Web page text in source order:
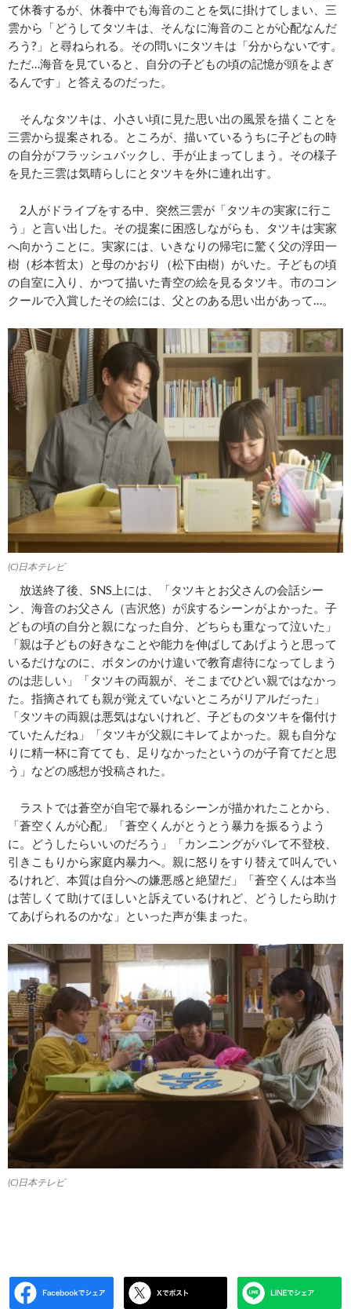
て休養するが、休養中でも海音のことを気に掛けてしまい、三
雲から「どうしてタツキは、そんなに海音のことが心配なんだ
ろう?」と尋ねられる。その問いにタツキは「分からないです。
ただ…海音を見ていると、自分の子どもの頃の記憶が頭をよぎ
るんです」と答えるのだった。
そんなタツキは、小さい頃に見た思い出の風景を描くことを
三雲から提案される。ところが、描いているうちに子どもの時
の自分がフラッシュバックし、手が止まってしまう。その様子
を見た三雲は気晴らしにとタツキを外に連れ出す。
2人がドライブをする中、突然三雲が「タツキの実家に行こ
う」と言い出した。その提案に困惑しながらも、タツキは実家
へ向かうことに。実家には、いきなりの帰宅に驚く父の浮田一
樹（杉本哲太）と母のかおり（松下由樹）がいた。子どもの頃
の自室に入り、かつて描いた青空の絵を見るタツキ。市のコン
クールで入賞したその絵には、父とのある思い出があって…。
(C)日本テレビ
放送終了後、SNS上には、「タツキとお父さんの会話シー
ン、海音のお父さん（吉沢悠）が涙するシーンがよかった。子
どもの頃の自分と親になった自分、どちらも重なって泣いた」
「親は子どもの好きなことや能力を伸ばしてあげようと思って
いるだけなのに、ボタンのかけ違いで教育虐待になってしまう
のは悲しい」「タツキの両親が、そこまでひどい親ではなかっ
た。指摘されても親が覚えていないところがリアルだった」
「タツキの両親は悪気はないけれど、子どものタツキを傷付け
ていたんだね」「タツキが父親にキレてよかった。親も自分な
りに精一杯に育てても、足りなかったというのが子育てだと思
う」などの感想が投稿された。
ラストでは蒼空が自宅で暴れるシーンが描かれたことから、
「蒼空くんが心配」「蒼空くんがとうとう暴力を振るうよう
に。どうしたらいいのだろう」「カンニングがバレて不登校、
引きこもりから家庭内暴力へ。親に怒りをすり替えて叫んでい
るけれど、本質は自分への嫌悪感と絶望だ」「蒼空くんは本当
は苦しくて助けてほしいと訴えているけれど、どうしたら助け
てあげられるのかな」といった声が集まった。
(C)日本テレビ